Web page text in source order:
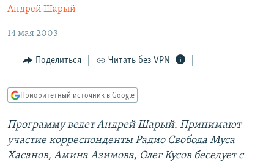
основному
Вернутся
главной
навигации
Вернутся
поиску
ЦИТАТЫ СВОБОДЫ
МНЕНИЯ
КУЛЬТУРА
IDEL.РЕАЛИИ
КАВКАЗ.РЕАЛИИ
СЕВЕР.РЕАЛИИ
СИБИРЬ.РЕАЛИИ
Андрей Шарый
14 мая 2003
Поделиться Читать без VPN
Приоритетный источник в Google
Программу ведет Андрей Шарый. Принимают
участие корреспонденты Радио Свобода Муса
Хасанов, Амина Азимова, Олег Кусов беседует с